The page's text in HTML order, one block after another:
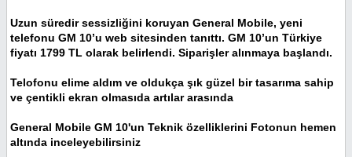
Uzun süredir sessizliğini koruyan General Mobile, yeni
telefonu GM 10’u web sitesinden tanıttı. GM 10’un Türkiye
fiyatı 1799 TL olarak belirlendi. Siparişler alınmaya başlandı.
Telofonu elime aldım ve oldukça şık güzel bir tasarıma sahip
ve çentikli ekran olmasıda artılar arasında
General Mobile GM 10'un Teknik özelliklerini Fotonun hemen
altında inceleyebilirsiniz